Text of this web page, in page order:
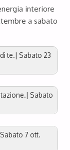
interiore
a sabato
te.| Sabato 23
Sabato
7 ott.